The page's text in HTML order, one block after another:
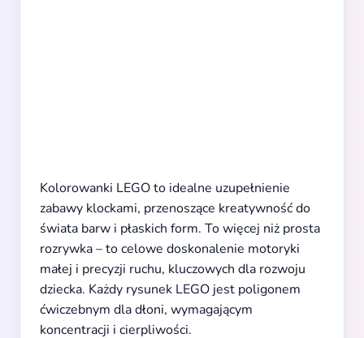
Kolorowanki LEGO to idealne uzupełnienie
zabawy klockami, przenoszące kreatywność do
świata barw i płaskich form. To więcej niż prosta
rozrywka – to celowe doskonalenie motoryki
małej i precyzji ruchu, kluczowych dla rozwoju
dziecka. Każdy rysunek LEGO jest poligonem
ćwiczebnym dla dłoni, wymagającym
koncentracji i cierpliwości.